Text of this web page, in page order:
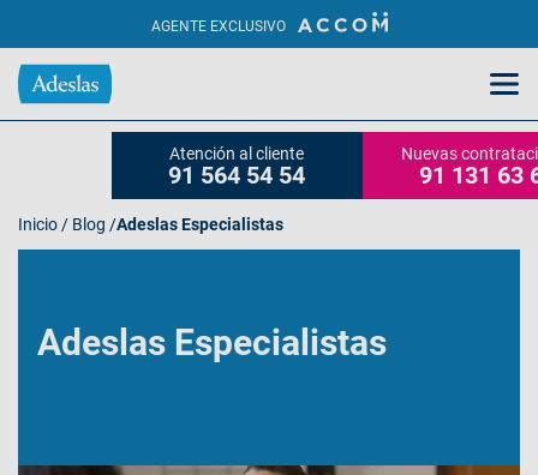
AGENTE EXCLUSIVO
Atención al cliente
91 564 54 54
Nuevas
91 131 63
Inicio / Blog /Adeslas Especialistas
Adeslas Especialistas